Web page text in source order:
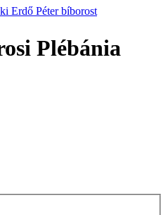
Erdő Péter bíborost
Plébánia